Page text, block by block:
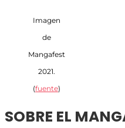
Imagen
de
Mangafest
2021.
(fuente)
SOBRE EL